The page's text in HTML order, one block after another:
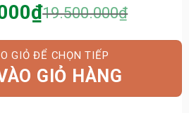
19.500.000₫
Giá
gốc
là:
19.500.000₫.
₫
Giá
hiện
tại
là:
17.100.000₫.
GIỎ HÀNG